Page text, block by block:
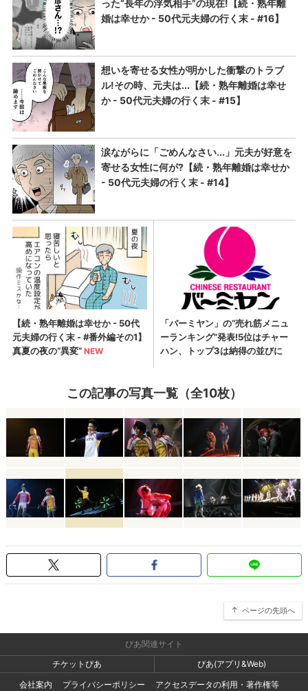
この記事の写真一覧（全10枚）
ページの先頭へ
ぴあ関連サイト
チケットぴあ
ぴあ(アプリ&Web)
会社案内
プライバシーポリシー アクセスデータの利用・著作権等